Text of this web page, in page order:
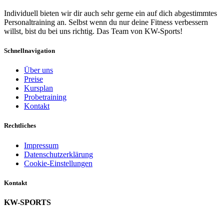
Individuell bieten wir dir auch sehr gerne ein auf dich abgestimmtes
Personaltraining an. Selbst wenn du nur deine Fitness verbessern
willst, bist du bei uns richtig. Das Team von KW-Sports!
Schnellnavigation
Über uns
Preise
Kursplan
Probetraining
Kontakt
Rechtliches
Impressum
Datenschutzerklärung
Cookie-Einstellungen
Kontakt
KW-SPORTS